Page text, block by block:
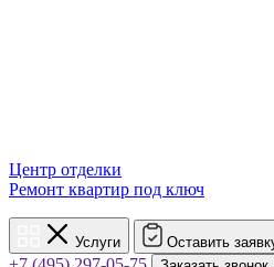
Центр отделки
Ремонт квартир под ключ
Услуги Оставить